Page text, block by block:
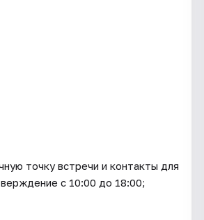
точку встречи и контакты для
с 10:00 до 18:00;